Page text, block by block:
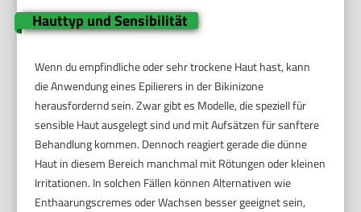
Hauttyp und Sensibilität
Wenn du empfindliche oder sehr trockene Haut hast, kann
die Anwendung eines Epilierers in der Bikinizone
herausfordernd sein. Zwar gibt es Modelle, die speziell für
sensible Haut ausgelegt sind und mit Aufsätzen für sanftere
Behandlung kommen. Dennoch reagiert gerade die dünne
Haut in diesem Bereich manchmal mit Rötungen oder kleinen
Irritationen. In solchen Fällen können Alternativen wie
Enthaarungscremes oder Wachsen besser geeignet sein,